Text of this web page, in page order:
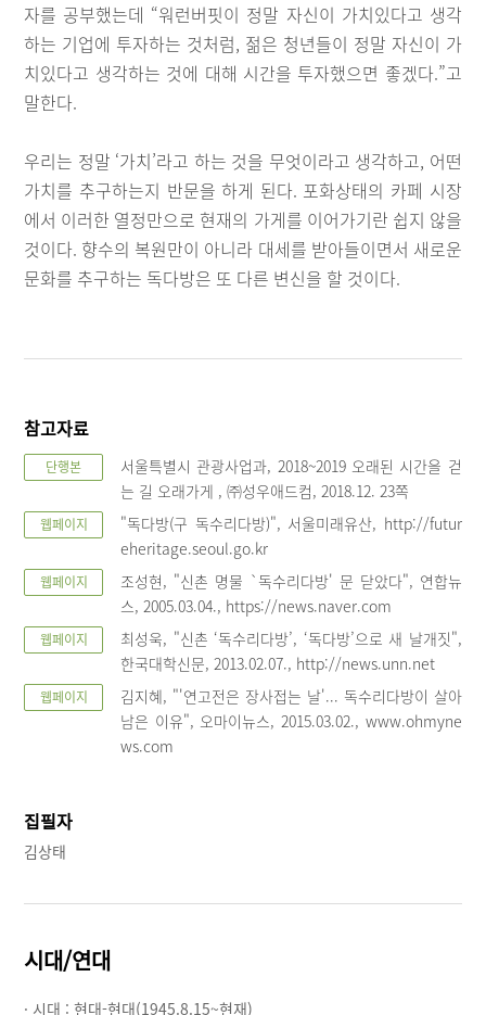
자를 공부했는데 “워런버핏이 정말 자신이 가치있다고 생각
하는 기업에 투자하는 것처럼, 젊은 청년들이 정말 자신이 가
치있다고 생각하는 것에 대해 시간을 투자했으면 좋겠다.”고
말한다.
우리는 정말 ‘가치’라고 하는 것을 무엇이라고 생각하고, 어떤
가치를 추구하는지 반문을 하게 된다. 포화상태의 카페 시장
에서 이러한 열정만으로 현재의 가게를 이어가기란 쉽지 않을
것이다. 향수의 복원만이 아니라 대세를 받아들이면서 새로운
문화를 추구하는 독다방은 또 다른 변신을 할 것이다.
참고자료
단행본
서울특별시 관광사업과, 2018~2019 오래된 시간을 걷
는 길 오래가게 , ㈜성우애드컴, 2018.12. 23쪽
웹페이지
"독다방(구 독수리다방)", 서울미래유산, http://futur
eheritage.seoul.go.kr
웹페이지
조성현, "신촌 명물 `독수리다방' 문 닫았다", 연합뉴
스, 2005.03.04., https://news.naver.com
웹페이지
최성욱, "신촌 ‘독수리다방’, ‘독다방’으로 새 날개짓",
한국대학신문, 2013.02.07., http://news.unn.net
웹페이지
김지혜, "'연고전은 장사접는 날'... 독수리다방이 살아
남은 이유", 오마이뉴스, 2015.03.02., www.ohmyne
ws.com
집필자
김상태
시대/연대
· 시대 :현대-현대(1945.8.15~현재)